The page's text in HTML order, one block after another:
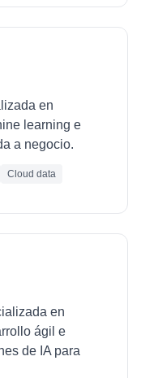
en
learning e
a negocio.
Cloud data
en
ágil e
de IA para